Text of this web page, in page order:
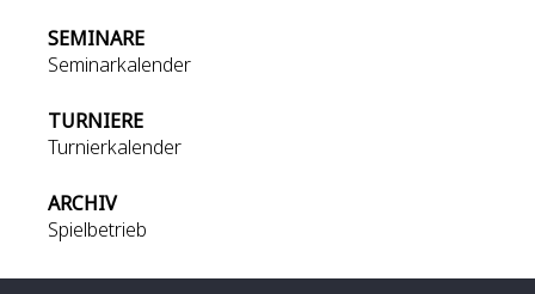
SEMINARE
Seminarkalender
TURNIERE
Turnierkalender
ARCHIV
Spielbetrieb